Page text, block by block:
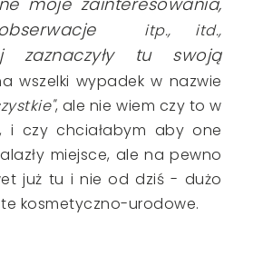
itp., itd.,
zaznaczyły tu swoją
wszelki wypadek w nazwie
, ale nie wiem czy to w
i czy chciałabym aby one
miejsce, ale na pewno
już tu i nie od dziś - dużo
kosmetyczno-urodowe.